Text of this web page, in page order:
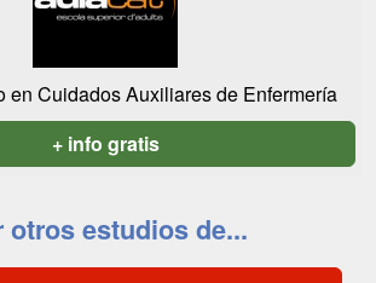
en Cuidados Auxiliares de Enfermería
+ info gratis
otros estudios de...